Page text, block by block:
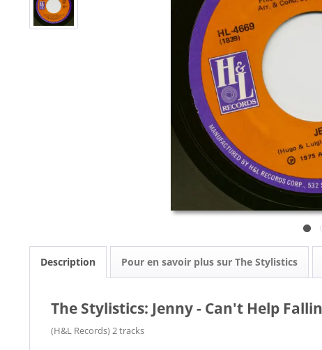
Description Pour en savoir plus sur The Stylistics
The Stylistics: Jenny - Can't Help
(H&L Records) 2 tracks